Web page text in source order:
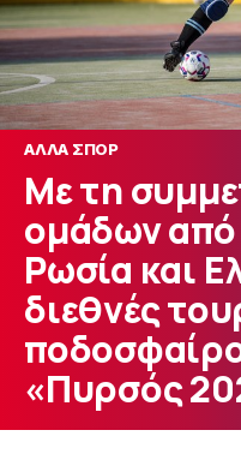
ΑΛΛΑ ΣΠΟΡ
Με τη
ομάδων από
Ρωσία και
διεθνές
«Πυρσός